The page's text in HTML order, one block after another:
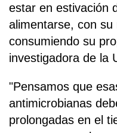
estar en estivación
alimentarse, con
consumiendo su
investigadora de la
"Pensamos que
antimicrobianas
prolongadas en el